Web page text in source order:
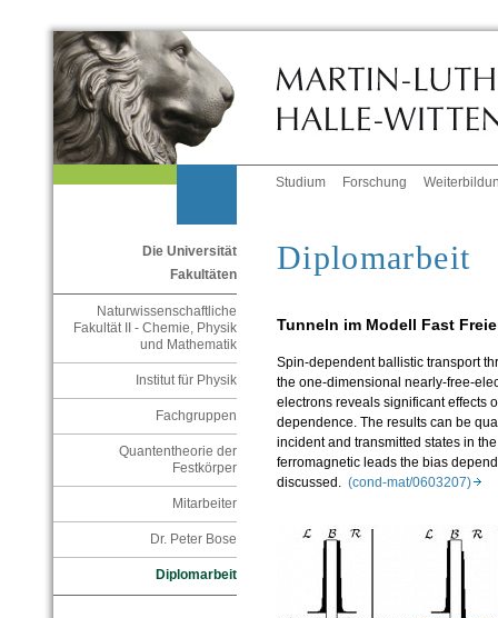
Studium Forschung
Die Universität
Fakultäten
Naturwissenschaftliche
Fakultät II - Chemie, Physik
und Mathematik
Institut für Physik
Fachgruppen
Quantentheorie der
Festkörper
Mitarbeiter
Dr. Peter Bose
Diplomarbeit
Diplomarbeit
Tunneln im Modell Fast
Spin-dependent ballistic transport
the one-dimensional nearly-free-
electrons reveals significant effects
dependence. The results can be
incident and transmitted states in
ferromagnetic leads the bias
discussed. (cond-mat/0603207)